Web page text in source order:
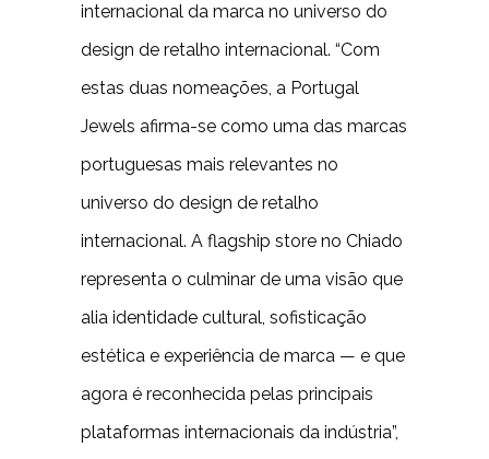
internacional da marca no universo do
design de retalho internacional. “Com
estas duas nomeações, a Portugal
Jewels afirma-se como uma das marcas
portuguesas mais relevantes no
universo do design de retalho
internacional. A flagship store no Chiado
representa o culminar de uma visão que
alia identidade cultural, sofisticação
estética e experiência de marca — e que
agora é reconhecida pelas principais
plataformas internacionais da indústria”,